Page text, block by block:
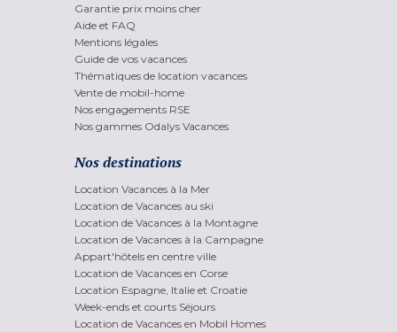
Garantie prix moins cher
Aide et FAQ
Mentions légales
Guide de vos vacances
Thématiques de location vacances
Vente de mobil-home
Nos engagements RSE
Nos gammes Odalys Vacances
Nos destinations
Location Vacances à la Mer
Location de Vacances au ski
Location de Vacances à la Montagne
Location de Vacances à la Campagne
Appart'hôtels en centre ville
Location de Vacances en Corse
Location Espagne, Italie et Croatie
Week-ends et courts Séjours
Location de Vacances en Mobil Homes